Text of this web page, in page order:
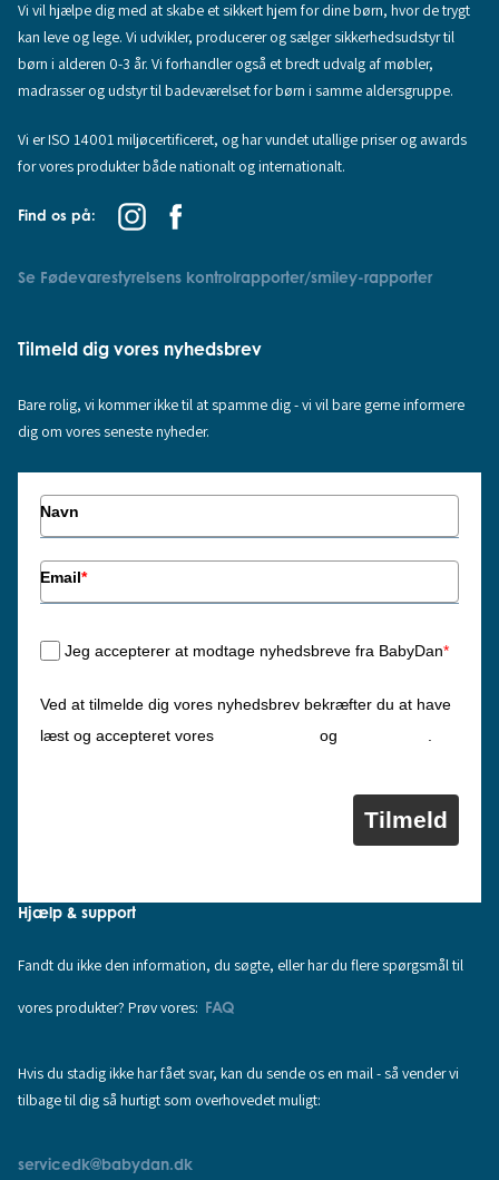
Vi vil hjælpe dig med at skabe et sikkert hjem for dine børn, hvor de trygt
kan leve og lege. Vi udvikler, producerer og sælger sikkerhedsudstyr til
børn i alderen 0-3 år. Vi forhandler også et bredt udvalg af møbler,
madrasser og udstyr til badeværelset for børn i samme aldersgruppe.
Vi er ISO 14001 miljøcertificeret, og har vundet utallige priser og awards
for vores produkter både nationalt og internationalt.
Find os på:
Se Fødevarestyrelsens kontrolrapporter/smiley-rapporter
Tilmeld dig vores nyhedsbrev
Bare rolig, vi kommer ikke til at spamme dig - vi vil bare gerne informere
dig om vores seneste nyheder.
Navn
Email*
Jeg accepterer at modtage nyhedsbreve fra BabyDan*
Ved at tilmelde dig vores nyhedsbrev bekræfter du at have
læst og accepteret vores
og
Tilmeld
Hjælp & support
Fandt du ikke den information, du søgte, eller har du flere spørgsmål til
vores produkter? Prøv vores: FAQ
Hvis du stadig ikke har fået svar, kan du sende os en mail - så vender vi
tilbage til dig så hurtigt som overhovedet muligt:
servicedk@babydan.dk